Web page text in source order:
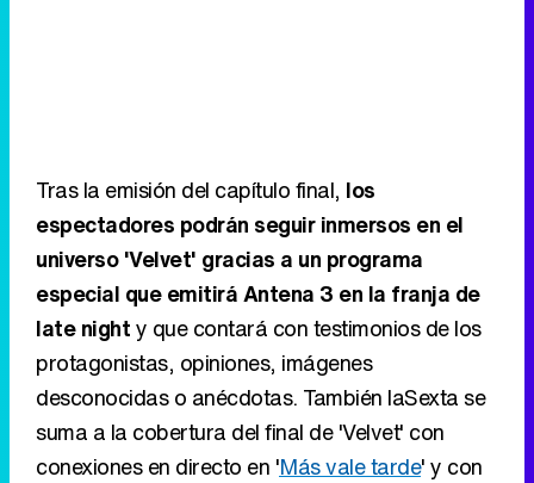
Tras la emisión del capítulo final, los
espectadores podrán seguir inmersos en el
universo 'Velvet' gracias a un programa
especial que emitirá Antena 3 en la franja de
late nighty que contará con testimonios de los
protagonistas, opiniones, imágenes
desconocidas o anécdotas. También laSexta se
suma a la cobertura del final de 'Velvet' con
conexiones en directo en 'Más vale tarde' y con